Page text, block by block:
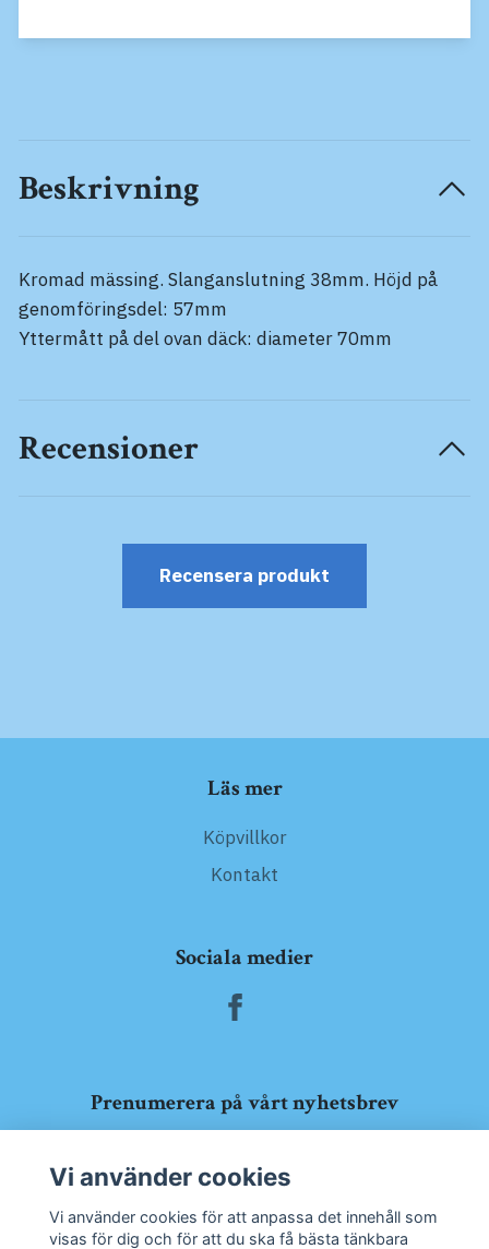
Beskrivning
Kromad mässing. Slanganslutning 38mm. Höjd på
genomföringsdel: 57mm
Yttermått på del ovan däck: diameter 70mm
Recensioner
Recensera produkt
Läs mer
Köpvillkor
Kontakt
Sociala medier
Prenumerera på vårt nyhetsbrev
Vi använder cookies
Vi använder cookies för att anpassa det innehåll som
visas för dig och för att du ska få bästa tänkbara